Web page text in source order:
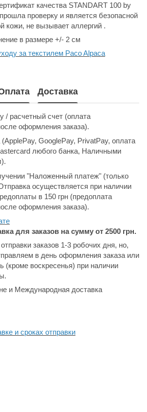
качества STANDART 100 by
проверку и является безопасной
кожи, не вызывает аллергий .
в размере +/- 2 см
за текстилем Paco Alpaca
Доставка
/ расчетный счет (оплата
оформления заказа).
GooglePay, PrivatPay, оплата
любого банка, Наличными
"Наложенный платеж" (только
осуществляется при наличии
в 150 грн (предоплата
оформления заказа).
для заказов на сумму от 2500 грн.
заказов 1-3 робочих дня, но,
в день оформления заказа или
(кроме воскресенья) при наличии
и Международная доставка
и сроках отправки